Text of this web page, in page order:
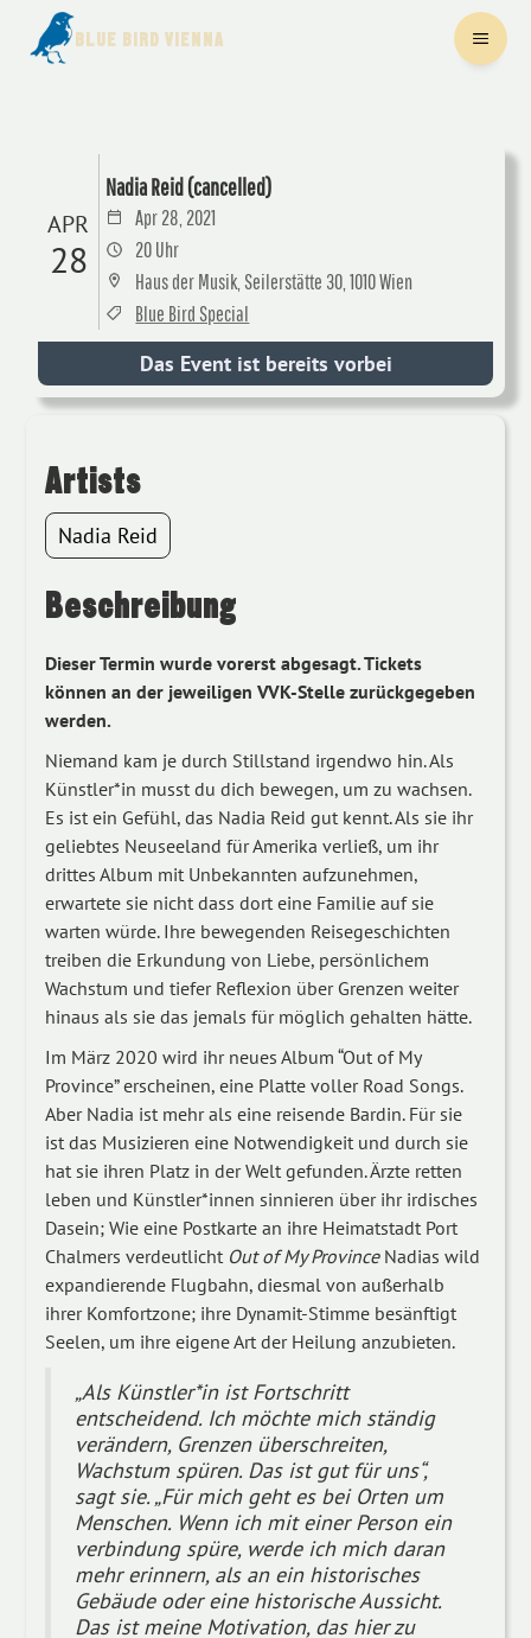
BLUE BIRD VIENNA
APR
28
Nadia Reid (cancelled)
Apr 28, 2021
20 Uhr
Haus der Musik, Seilerstätte 30, 1010 Wien
Blue Bird Special
Das Event ist bereits vorbei
Artists
Nadia Reid
Beschreibung
Dieser Termin wurde vorerst abgesagt. Tickets
können an der jeweiligen VVK-Stelle zurückgegeben
werden.
Niemand kam je durch Stillstand irgendwo hin. Als
Künstler*in musst du dich bewegen, um zu wachsen.
Es ist ein Gefühl, das Nadia Reid gut kennt. Als sie ihr
geliebtes Neuseeland für Amerika verließ, um ihr
drittes Album mit Unbekannten aufzunehmen,
erwartete sie nicht dass dort eine Familie auf sie
warten würde. Ihre bewegenden Reisegeschichten
treiben die Erkundung von Liebe, persönlichem
Wachstum und tiefer Reflexion über Grenzen weiter
hinaus als sie das jemals für möglich gehalten hätte.
Im März 2020 wird ihr neues Album “Out of My
Province” erscheinen, eine Platte voller Road Songs.
Aber Nadia ist mehr als eine reisende Bardin. Für sie
ist das Musizieren eine Notwendigkeit und durch sie
hat sie ihren Platz in der Welt gefunden. Ärzte retten
leben und Künstler*innen sinnieren über ihr irdisches
Dasein; Wie eine Postkarte an ihre Heimatstadt Port
Chalmers verdeutlicht Out of My ProvinceNadias wild
expandierende Flugbahn, diesmal von außerhalb
ihrer Komfortzone; ihre Dynamit-Stimme besänftigt
Seelen, um ihre eigene Art der Heilung anzubieten.
„Als Künstler*in ist Fortschritt
entscheidend. Ich möchte mich ständig
verändern, Grenzen überschreiten,
Wachstum spüren. Das ist gut für uns“,
sagt sie. „Für mich geht es bei Orten um
Menschen. Wenn ich mit einer Person ein
verbindung spüre, werde ich mich daran
mehr erinnern, als an ein historisches
Gebäude oder eine historische Aussicht.
Das ist meine Motivation, das hier zu